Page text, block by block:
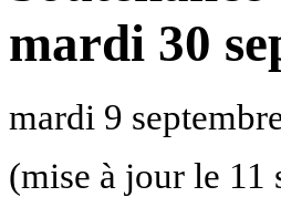
mardi 30
mardi 9
(mise à jour le 11